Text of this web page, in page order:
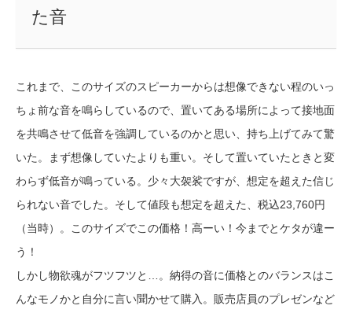
た音
これまで、このサイズのスピーカーからは想像できない程のいっ
ちょ前な音を鳴らしているので、置いてある場所によって接地面
を共鳴させて低音を強調しているのかと思い、持ち上げてみて驚
いた。まず想像していたよりも重い。そして置いていたときと変
わらず低音が鳴っている。少々大袈裟ですが、想定を超えた信じ
られない音でした。そして値段も想定を超えた、税込23,760円
（当時）。このサイズでこの価格！高ーい！今までとケタが違ー
う！
しかし物欲魂がフツフツと…。納得の音に価格とのバランスはこ
んなモノかと自分に言い聞かせて購入。販売店員のプレゼンなど